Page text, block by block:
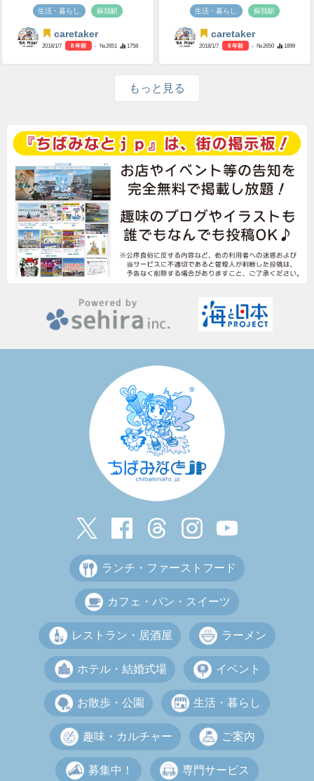
生活・暮らし 蘇我駅
caretaker
2018/1/7 8 年前 - №2651 1758
生活・暮らし 蘇我駅
caretaker
2018/1/7 8 年前 - №2650 1899
もっと見る
ランチ・ファーストフード
カフェ・パン・スイーツ
レストラン・居酒屋 ラーメン
ホテル・結婚式場 イベント
お散歩・公園 生活・暮らし
趣味・カルチャー ご案内
募集中！ 専門サービス